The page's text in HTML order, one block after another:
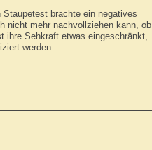
brachte ein negatives
nicht mehr nachvollziehen kann, ob
ihre Sehkraft etwas eingeschränkt,
werden.